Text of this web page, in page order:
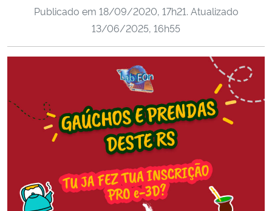
Ministério da Cidadania
Ministério da Ciência, Tecnologia, Inovações e Comunicações
Ministério do Meio Ambiente
Ministério do Turismo
Ministério do Desenvolvimento Regional
Publicado em 18/09/2020, 17h21. Atualizado
13/06/2025, 16h55